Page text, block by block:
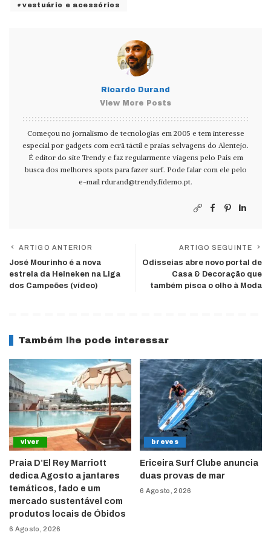
vestuário e acessórios
Ricardo Durand
View More Posts
Começou no jornalismo de tecnologias em 2005 e tem interesse
especial por gadgets com ecrã táctil e praias selvagens do Alentejo.
É editor do site Trendy e faz regularmente viagens pelo País em
busca dos melhores spots para fazer surf. Pode falar com ele pelo
e-mail rdurand@trendy.fidemo.pt.
ARTIGO ANTERIOR
José Mourinho é a nova
estrela da Heineken na Liga
dos Campeões (vídeo)
ARTIGO SEGUINTE
Odisseias abre novo portal de
Casa & Decoração que
também pisca o olho à Moda
Também lhe pode interessar
viver
Praia D’El Rey Marriott
dedica Agosto a jantares
temáticos, fado e um
mercado sustentável com
produtos locais de Óbidos
6 Agosto, 2026
breves
Ericeira Surf Clube anuncia
duas provas de mar
6 Agosto, 2026